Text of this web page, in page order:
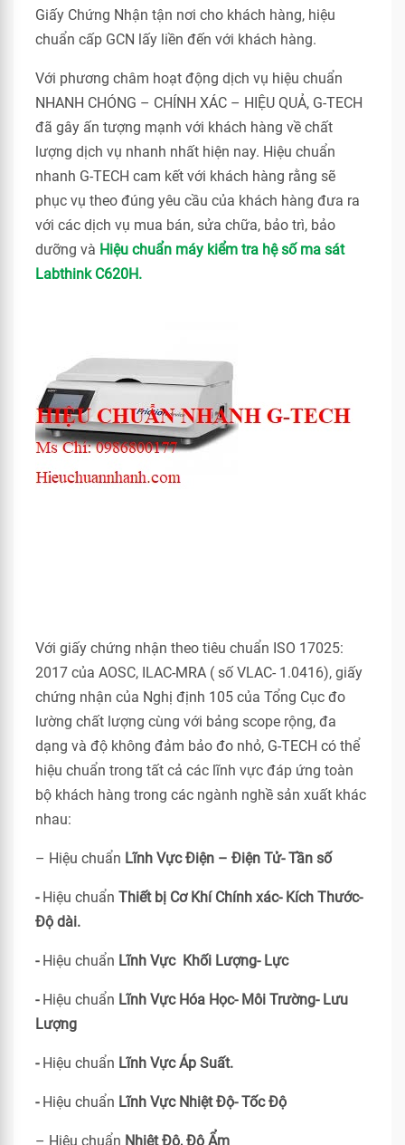
Giấy Chứng Nhận tận nơi cho khách hàng, hiệu
chuẩn cấp GCN lấy liền đến với khách hàng.
Với phương châm hoạt động dịch vụ hiệu chuẩn
NHANH CHÓNG – CHÍNH XÁC – HIỆU QUẢ, G-TECH
đã gây ấn tượng mạnh với khách hàng về chất
lượng dịch vụ nhanh nhất hiện nay. Hiệu chuẩn
nhanh G-TECH cam kết với khách hàng rằng sẽ
phục vụ theo đúng yêu cầu của khách hàng đưa ra
với các dịch vụ mua bán, sửa chữa, bảo trì, bảo
dưỡng và Hiệu chuẩn máy kiểm tra hệ số ma sát
Labthink C620H.
Với giấy chứng nhận theo tiêu chuẩn ISO 17025:
2017 của AOSC, ILAC-MRA ( số VLAC- 1.0416), giấy
chứng nhận của Nghị định 105 của Tổng Cục đo
lường chất lượng cùng với bảng scope rộng, đa
dạng và độ không đảm bảo đo nhỏ, G-TECH có thể
hiệu chuẩn trong tất cả các lĩnh vực đáp ứng toàn
bộ khách hàng trong các ngành nghề sản xuất khác
nhau:
– Hiệu chuẩn Lĩnh Vực Điện – Điện Tử- Tần số
- Hiệu chuẩn Thiết bị Cơ Khí Chính xác- Kích Thước-
Độ dài.
- Hiệu chuẩn Lĩnh Vực Khối Lượng- Lực
- Hiệu chuẩn Lĩnh Vực Hóa Học- Môi Trường- Lưu
Lượng
- Hiệu chuẩn Lĩnh Vực Áp Suất.
-Hiệu chuẩn Lĩnh Vực Nhiệt Độ- Tốc Độ
– Hiệu chuẩn Nhiệt Độ, Độ Ẩm